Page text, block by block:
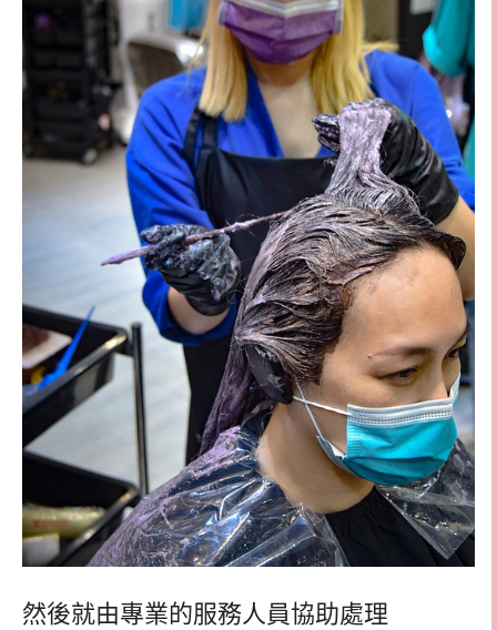
然後就由專業的服務人員協助處理